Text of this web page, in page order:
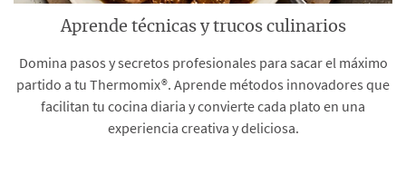
Aprende técnicas y trucos culinarios
Domina pasos y secretos profesionales para sacar el máximo
partido a tu Thermomix®. Aprende métodos innovadores que
facilitan tu cocina diaria y convierte cada plato en una
experiencia creativa y deliciosa.